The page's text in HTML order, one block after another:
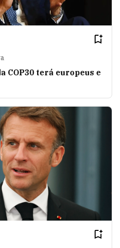
COP30 terá europeus e